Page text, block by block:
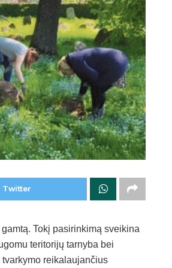
Twitter
Tokį pasirinkimą sveikina
teritorijų tarnyba bei
reikalaujančius